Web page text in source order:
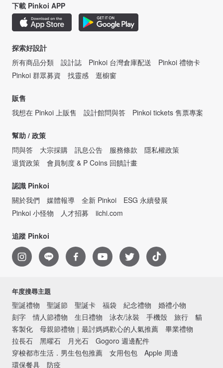
下載 Pinkoi APP
探索好設計
所有商品分類
設計誌 Pinkoi 台灣倉庫配送
Pinkoi 禮物卡
Pinkoi 群眾募資
找靈感 逛櫥窗
販售
我想在 Pinkoi 上販售
設計館問與答 Pinkoi tickets 售票專案
幫助 / 政策
問與答
大宗採購 訊息公告 服務條款
隱私權政策
退貨政策
會員制度 & P Coins 回饋計畫
認識 Pinkoi
關於我們
媒體報導 全新 Pinkoi
ESG 永續發展
Pinkoi 小怪物
人才招募 iichi.com
追蹤 Pinkoi
年度搜尋主題
聖誕禮物 聖誕節 聖誕卡 福袋 紀念禮物
婚禮小物
刻字
情人節禮物 生日禮物 泳衣/泳裝 手機殼 旅行
貓
客製化
母親節禮物｜最討媽媽歡心的人氣推薦
畢業禮物
拉長石
黑曜石 月光石
Gogoro 週邊配件
穿梭都市生活．男生包包推薦
女用包包
Apple 周邊
環保餐具
防疫